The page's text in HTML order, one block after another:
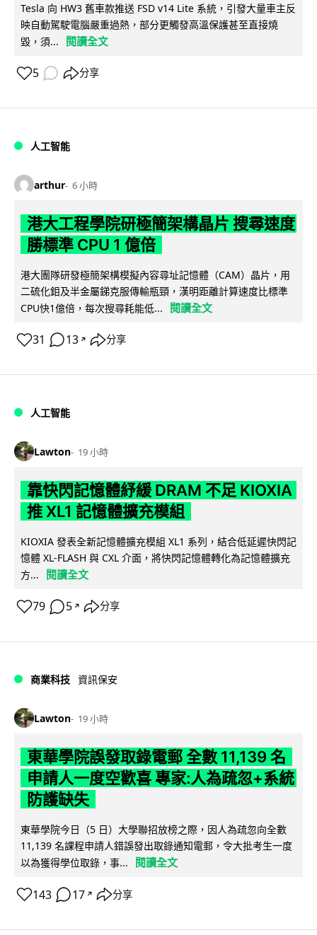
Tesla 向 HW3 舊車款推送 FSD v14 Lite 系統，引發大量車主反
映自動駕駛電腦嚴重過熱，部分更觸發高溫保護甚至直接燒
毀，須...
閱讀全文
5 分享
人工智能
arthur 6 小時
港大工程學院研極簡架構晶片 搜尋速度
勝標準 CPU 1 億倍
港大團隊研發極簡架構模擬內容尋址記憶體（CAM）晶片，用
二硫化鉬及半金屬銻克服傳輸瓶頸，漢明距離計算速度比標準
CPU快1億倍，每次搜尋耗能低...
閱讀全文
31 13 ↗ 分享
人工智能
Lawton 19 小時
靠快閃記憶體紓緩 DRAM 不足 KIOXIA
推 XL1 記憶體擴充模組
KIOXIA 發表全新記憶體擴充模組 XL1 系列，結合低延遲快閃記
憶體 XL-FLASH 與 CXL 介面，將快閃記憶體轉化為記憶體擴充
方...
閱讀全文
79 5 ↗ 分享
商業科技 資訊保安
Lawton 19 小時
東華學院誤發取錄電郵 全數 11,139 名
申請人一度空歡喜 專家:人為疏忽+系統
防護缺失
東華學院今日（5 日）大學聯招放榜之際，因人為疏忽向全數
11,139 名課程申請人錯誤發出取錄通知電郵，令大批考生一度
以為獲得學位取錄，事...
閱讀全文
143 17 ↗ 分享